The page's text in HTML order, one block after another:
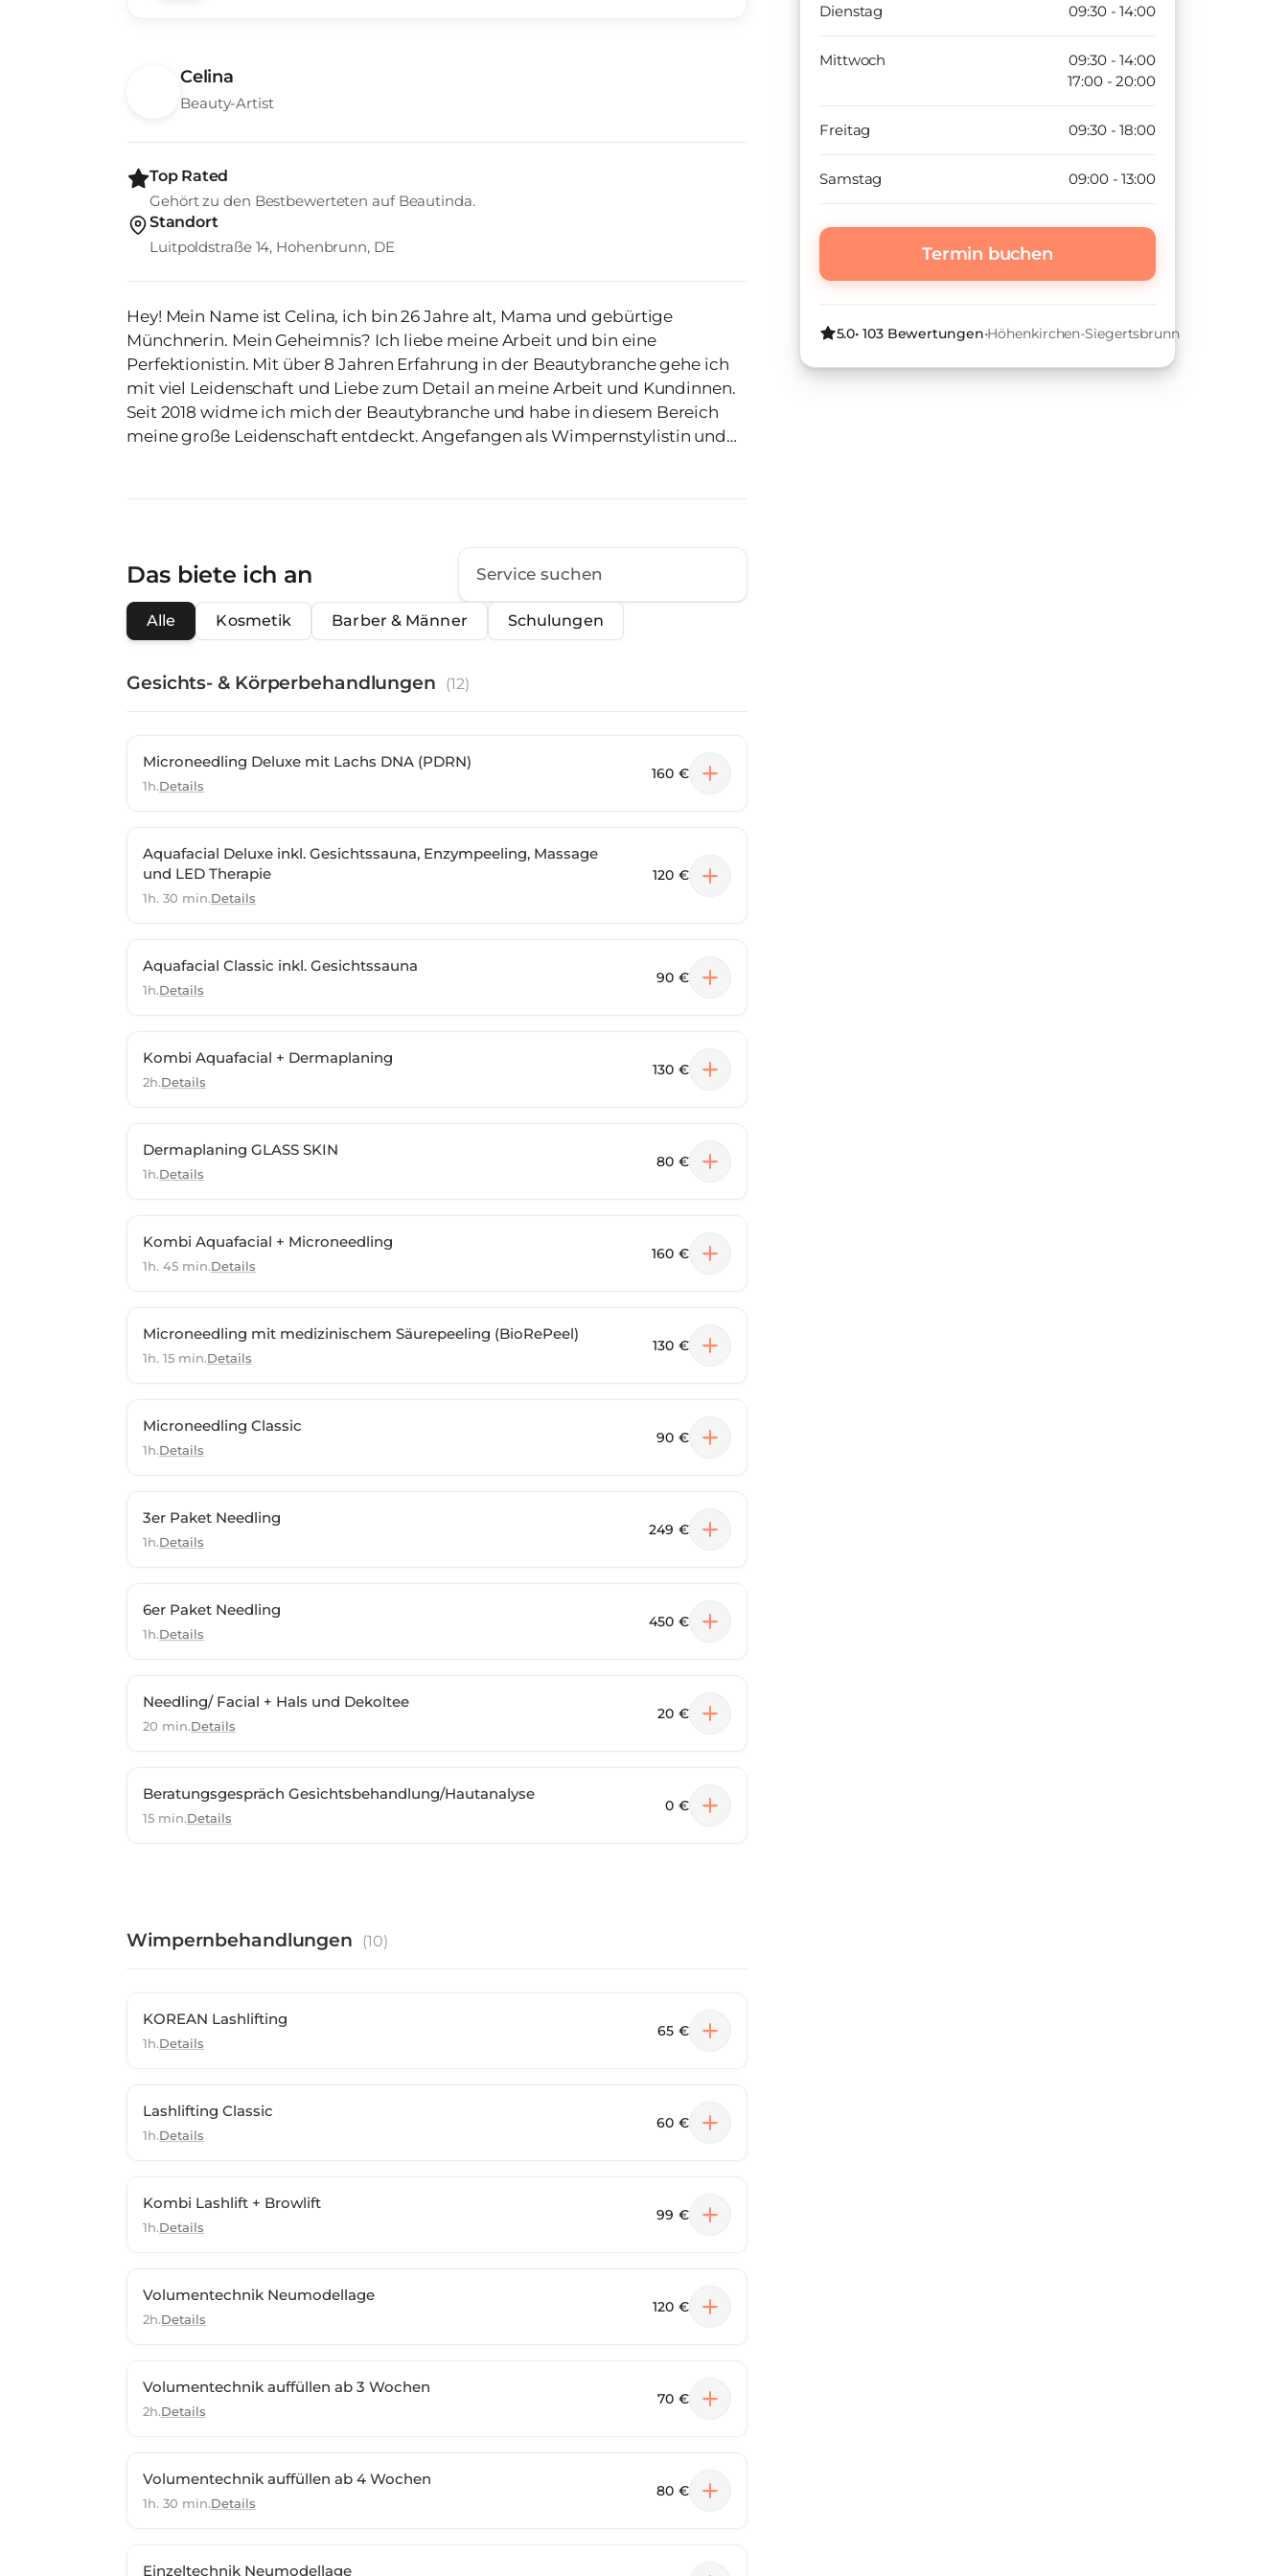
Celina
Beauty-Artist
Top Rated
Gehört zu den Bestbewerteten auf Beautinda.
Standort
Luitpoldstraße 14, Hohenbrunn, DE
Hey! Mein Name ist Celina, ich bin 26 Jahre alt, Mama und gebürtige
Münchnerin. Mein Geheimnis? Ich liebe meine Arbeit und bin eine
Perfektionistin. Mit über 8 Jahren Erfahrung in der Beautybranche gehe ich
mit viel Leidenschaft und Liebe zum Detail an meine Arbeit und Kundinnen.
Seit 2018 widme ich mich der Beautybranche und habe in diesem Bereich
meine große Leidenschaft entdeckt. Angefangen als Wimpernstylistin und
Das biete ich an
Alle Kosmetik Barber & Männer Schulungen
Gesichts- & Körperbehandlungen (12)
Microneedling Deluxe mit Lachs DNA (PDRN)
1h.Details
160 €
Aquafacial Deluxe inkl. Gesichtssauna, Enzympeeling, Massage
und LED Therapie
1h. 30 min.Details
120 €
Aquafacial Classic inkl. Gesichtssauna
1h.Details
90 €
Kombi Aquafacial + Dermaplaning
2h.Details
130 €
Dermaplaning GLASS SKIN
1h.Details
80 €
Kombi Aquafacial + Microneedling
1h. 45 min.Details
160 €
Microneedling mit medizinischem Säurepeeling (BioRePeel)
1h. 15 min.Details
130 €
Microneedling Classic
1h.Details
90 €
3er Paket Needling
1h.Details
249 €
6er Paket Needling
1h.Details
450 €
Needling/ Facial + Hals und Dekoltee
20 min.Details
20 €
Beratungsgespräch Gesichtsbehandlung/Hautanalyse
15 min.Details
0 €
Wimpernbehandlungen (10)
KOREAN Lashlifting
1h.Details
65 €
Lashlifting Classic
1h.Details
60 €
Kombi Lashlift + Browlift
1h.Details
99 €
Volumentechnik Neumodellage
2h.Details
120 €
Volumentechnik auffüllen ab 3 Wochen
2h.Details
70 €
Volumentechnik auffüllen ab 4 Wochen
1h. 30 min.Details
80 €
Einzeltechnik Neumodellage
Dienstag 09:30 - 14:00
Mittwoch
09:30 - 14:00
17:00 - 20:00
Freitag 09:30 - 18:00
Samstag 09:00 - 13:00
Termin buchen
5.0•103Bewertungen•Höhenkirchen-Siegertsbrunn